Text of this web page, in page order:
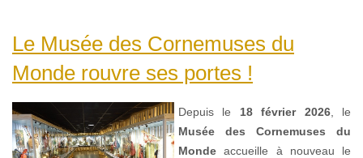
Le Musée des Cornemuses du
Monde rouvre ses portes !
Depuis le 18 février 2026, le
Musée des Cornemuses du
Monde accueille à nouveau le